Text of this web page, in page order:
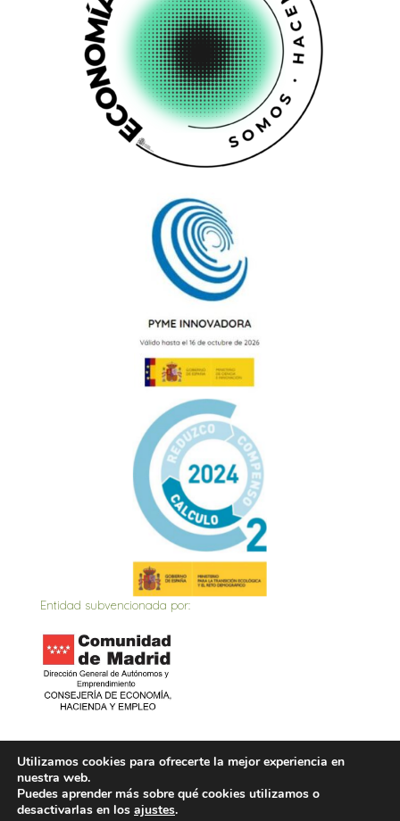
Entidad subvencionada por:
Política de CookiesAviso Legal
Utilizamos cookies para ofrecerte la mejor experiencia en
nuestra web.
Puedes aprender más sobre qué cookies utilizamos o
desactivarlas en los ajustes.